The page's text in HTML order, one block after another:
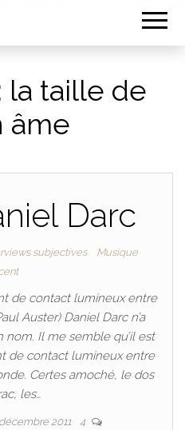
la taille de
âme
Darc
subjectives
Musique
de contact lumineux entre
Auster) Daniel Darc n’a
nom. Il me semble qu’il est
de contact lumineux entre
Certes amoché, le dos
les…
2011 4